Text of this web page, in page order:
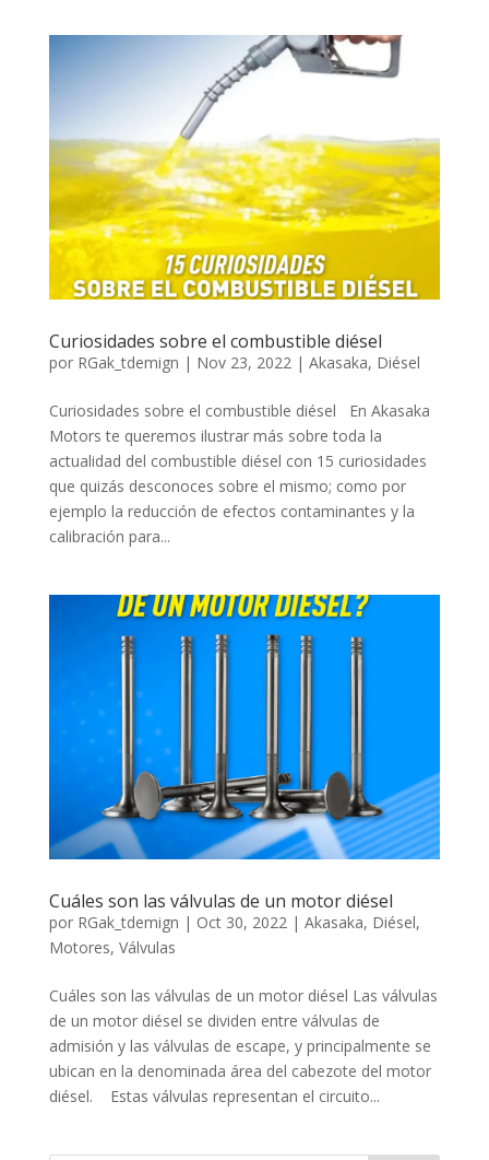
Curiosidades sobre el combustible diésel
por RGak_tdemign | Nov 23, 2022 | Akasaka, Diésel
Curiosidades sobre el combustible diésel En Akasaka
Motors te queremos ilustrar más sobre toda la
actualidad del combustible diésel con 15 curiosidades
que quizás desconoces sobre el mismo; como por
ejemplo la reducción de efectos contaminantes y la
calibración para...
Cuáles son las válvulas de un motor diésel
por RGak_tdemign | Oct 30, 2022 | Akasaka, Diésel,
Motores, Válvulas
Cuáles son las válvulas de un motor diésel Las válvulas
de un motor diésel se dividen entre válvulas de
admisión y las válvulas de escape, y principalmente se
ubican en la denominada área del cabezote del motor
diésel. Estas válvulas representan el circuito...